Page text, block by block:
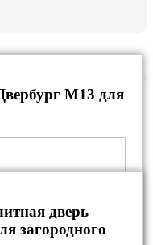
М13 для
дверь
загородного